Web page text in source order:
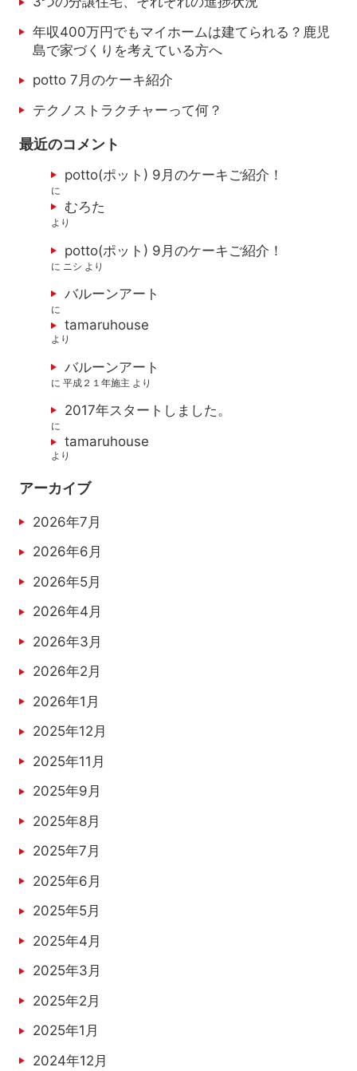
年収400万円でもマイホームは建てられる？鹿児
島で家づくりを考えている方へ
potto 7月のケーキ紹介
テクノストラクチャーって何？
最近のコメント
potto(ポット) 9月のケーキご紹介！
に
むろた
より
potto(ポット) 9月のケーキご紹介！
に ニシ より
バルーンアート
に
tamaruhouse
より
バルーンアート
に平成２１年施主 より
2017年スタートしました。
に
tamaruhouse
より
アーカイブ
2026年7月
2026年6月
2026年5月
2026年4月
2026年3月
2026年2月
2026年1月
2025年12月
2025年11月
2025年9月
2025年8月
2025年7月
2025年6月
2025年5月
2025年4月
2025年3月
2025年2月
2025年1月
2024年12月